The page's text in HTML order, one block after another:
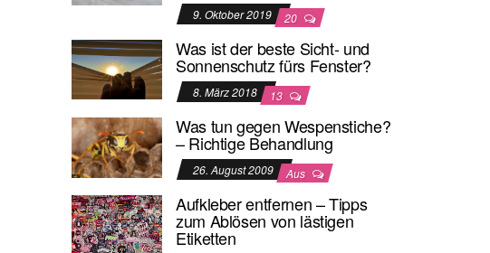
9. Oktober 2019 20
Was ist der beste Sicht- und
Sonnenschutz fürs Fenster?
8. März 2018 13
Was tun gegen Wespenstiche?
– Richtige Behandlung
26. August 2009 Aus
Aufkleber entfernen – Tipps
zum Ablösen von lästigen
Etiketten